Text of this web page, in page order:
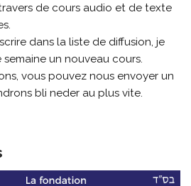
de cours audio et de texte
dans la liste de diffusion, je
un nouveau cours.
vous pouvez nous envoyer un
bli neder au plus vite.